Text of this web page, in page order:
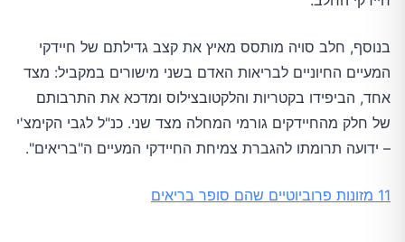
בנוסף, חלב סויה מותסס מאיץ את קצב גדילתם של חיידקי
המעיים החיוניים לבריאות האדם בשני מישורים במקביל: מצד
אחד, הביפידו בקטריות והלקטובצילוס ומדכא את התרבותם
של חלק מהחיידקים גורמי המחלה מצד שני. כנ"ל לגבי הקימצ'י
– ידועה תרומתו להגברת צמיחת החיידקי המעיים ה"בריאים".
11 מזונות פרוביוטיים שהם סופר בריאים